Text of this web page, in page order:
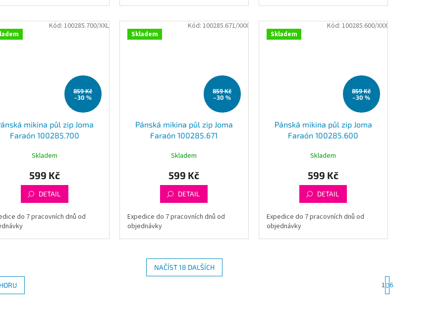
859 Kč
–30 %
mikina půl zip Joma
Faraón 100285.700
Skladem
599 Kč
DETAIL
do 7 pracovních dnů od
Kód: 100285.700/XXL
Skladem
859 Kč
–30 %
Pánská mikina půl zip Joma
Faraón 100285.671
Skladem
599 Kč
DETAIL
Expedice do 7 pracovních dnů od
objednávky
Kód: 100285.671/XXX
Skladem
859 Kč
–30 %
Pánská mikina půl zip Joma
Faraón 100285.600
Skladem
599 Kč
DETAIL
Expedice do 7 pracovních dnů od
objednávky
Kód: 100285.600/XXX
NAČÍST 18 DALŠÍCH
t
1 6